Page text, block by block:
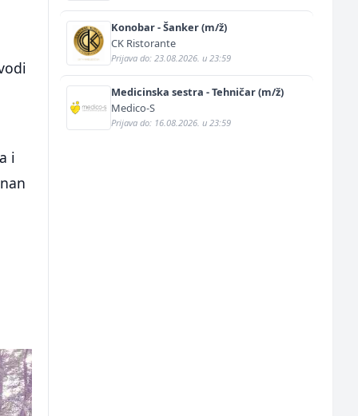
i
Konobar - Šanker (m/ž)
CK Ristorante
Prijava do: 23.08.2026. u 23:59
Medicinska sestra - Tehničar (m/ž)
Medico-S
Prijava do: 16.08.2026. u 23:59